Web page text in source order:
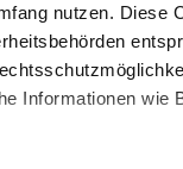
nutzen.
Informationen